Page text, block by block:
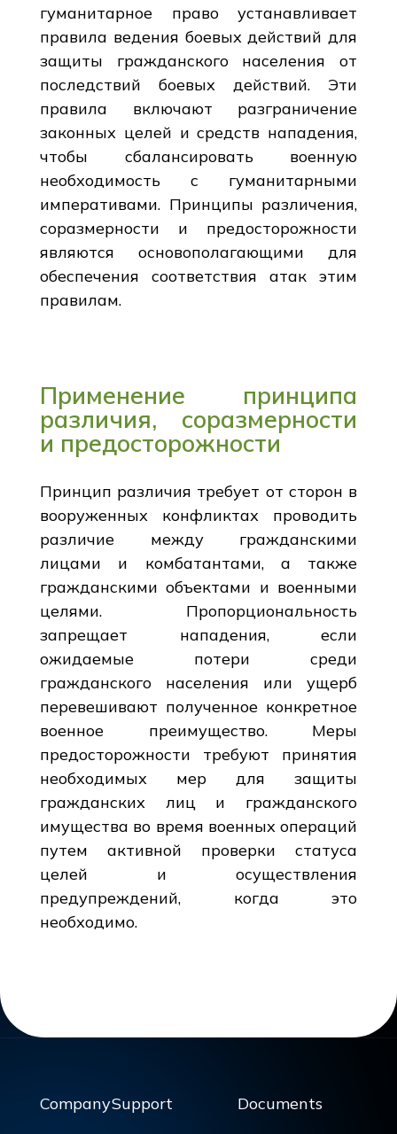
гуманитарное право устанавливает
правила ведения боевых действий для
защиты гражданского населения от
последствий боевых действий. Эти
правила включают разграничение
законных целей и средств нападения,
чтобы сбалансировать военную
необходимость с гуманитарными
императивами. Принципы различения,
соразмерности и предосторожности
являются основополагающими для
обеспечения соответствия атак этим
правилам.
Применение принципа
различия, соразмерности
и предосторожности
Принцип различия требует от сторон в
вооруженных конфликтах проводить
различие между гражданскими
лицами и комбатантами, а также
гражданскими объектами и военными
целями. Пропорциональность
запрещает нападения, если
ожидаемые потери среди
гражданского населения или ущерб
перевешивают полученное конкретное
военное преимущество. Меры
предосторожности требуют принятия
необходимых мер для защиты
гражданских лиц и гражданского
имущества во время военных операций
путем активной проверки статуса
целей и осуществления
предупреждений, когда это
необходимо.
CompanySupport Documents